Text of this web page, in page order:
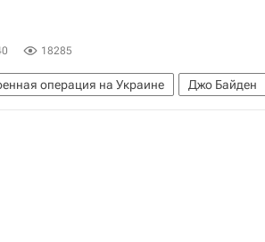
18285
операция на Украине Джо Байден
США